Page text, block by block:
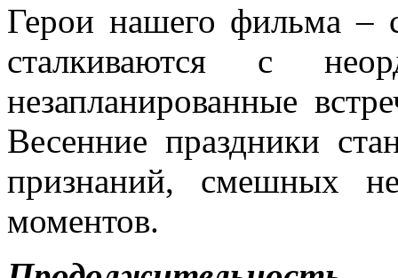
Герои нашего фильма –
сталкиваются с
незапланированные
Весенние праздники
признаний, смешных
моментов.